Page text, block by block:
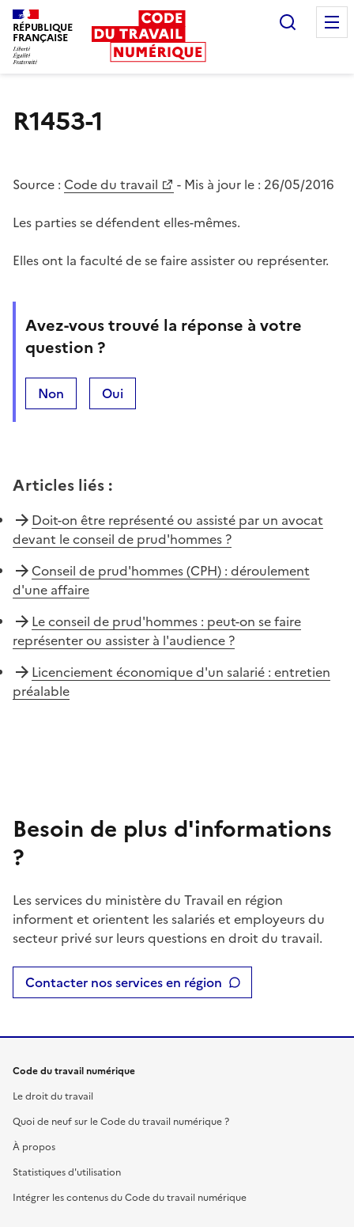
RÉPUBLIQUE
FRANÇAISE
R1453-1
Source : Code du travail - Mis à jour le : 26/05/2016
Les parties se défendent elles-mêmes.
Elles ont la faculté de se faire assister ou représenter.
Avez-vous trouvé la réponse à votre
question ?
Non Oui
Articles liés :
Doit-on être représenté ou assisté par un avocat
devant le conseil de prud'hommes ?
Conseil de prud'hommes (CPH) : déroulement
d'une affaire
Le conseil de prud'hommes : peut-on se faire
représenter ou assister à l'audience ?
Licenciement économique d'un salarié : entretien
préalable
Besoin de plus d'informations
?
Les services du ministère du Travail en région
informent et orientent les salariés et employeurs du
secteur privé sur leurs questions en droit du travail.
Contacter nos services en région
Code du travail numérique
Le droit du travail
Quoi de neuf sur le Code du travail numérique ?
À propos
Statistiques d'utilisation
Intégrer les contenus du Code du travail numérique